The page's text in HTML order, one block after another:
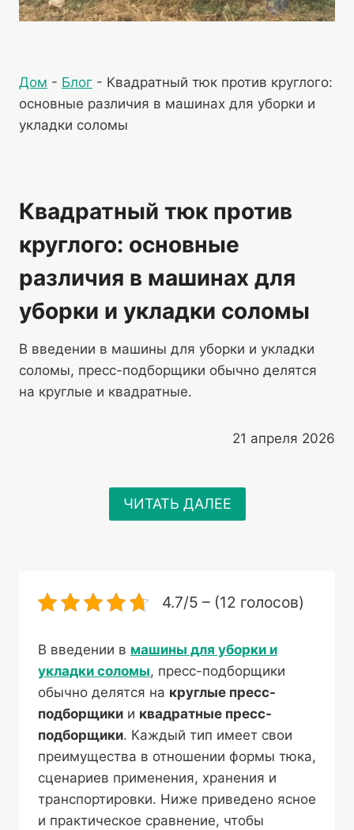
Дом - Блог - Квадратный тюк против круглого:
основные различия в машинах для уборки и
укладки соломы
Квадратный тюк против
круглого: основные
различия в машинах для
уборки и укладки соломы
В введении в машины для уборки и укладки
соломы, пресс-подборщики обычно делятся
на круглые и квадратные.
21 апреля 2026
ЧИТАТЬ ДАЛЕЕ
4.7/5 – (12 голосов)
В введении в машины для уборки и
укладки соломы, пресс-подборщики
обычно делятся на круглые пресс-
подборщики и квадратные пресс-
подборщики. Каждый тип имеет свои
преимущества в отношении формы тюка,
сценариев применения, хранения и
транспортировки. Ниже приведено ясное
и практическое сравнение, чтобы